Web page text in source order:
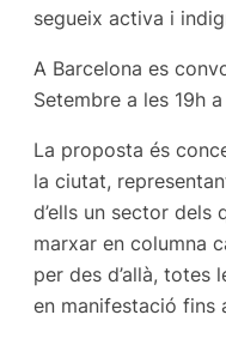
segueix activa i
A Barcelona es
Setembre a les 19h
La proposta és
la ciutat,
d’ells un sector dels
marxar en columna
per des d’allà, totes
en manifestació fins